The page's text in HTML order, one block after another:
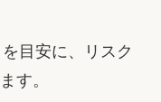
目安に、リスク
す。